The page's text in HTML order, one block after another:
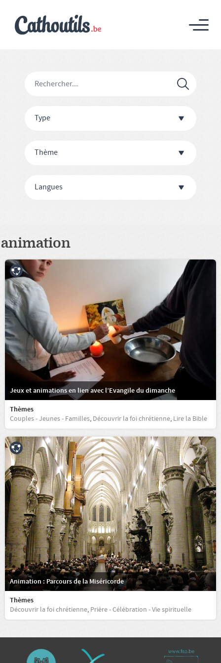
Type
Thème
Langues
animation
Animation : Parcours de la Miséricorde
Thèmes
Découvrir la foi chrétienne, Prière - Célébration - Vie spirituelle
Jeux et animations en lien avec l’Evangile du dimanche
Thèmes
Couples - Jeunes - Familles, Découvrir la foi chrétienne, Lire la Bible